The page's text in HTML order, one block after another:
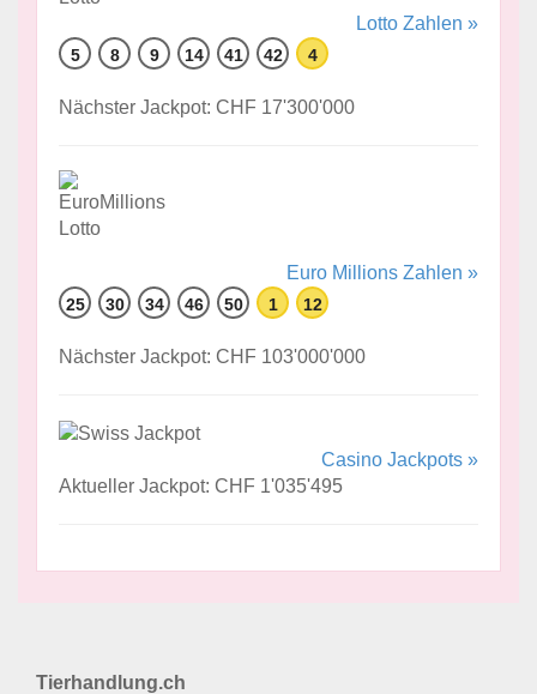
Lotto Zahlen »
5 8 9 14 41 42 4
Nächster Jackpot: CHF 17'300'000
Euro Millions Zahlen »
25 30 34 46 50 1 12
Nächster Jackpot: CHF 103'000'000
Casino Jackpots »
Aktueller Jackpot: CHF 1'035'495
Tierhandlung.ch